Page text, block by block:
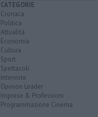
CATEGORIE
Cronaca
Politica
Attualità
Economia
Cultura
Sport
Spettacoli
Interviste
Opinion Leader
Imprese & Professioni
Programmazione Cinema